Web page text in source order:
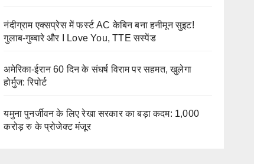
नंदीग्राम एक्सप्रेस में फर्स्ट AC केबिन बना हनीमून सुइट!
गुलाब-गुब्बारे और I Love You, TTE सस्पेंड
अमेरिका-ईरान 60 दिन के संघर्ष विराम पर सहमत, खुलेगा
होर्मुज: रिपोर्ट
यमुना पुनर्जीवन के लिए रेखा सरकार का बड़ा कदम: 1,000
करोड़ रु के प्रोजेक्ट मंजूर